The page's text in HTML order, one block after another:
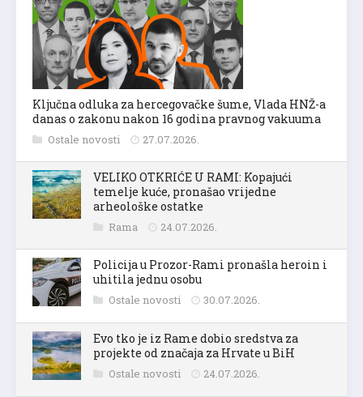
Ključna odluka za hercegovačke šume, Vlada HNŽ-a
danas o zakonu nakon 16 godina pravnog vakuuma
Ostale novosti 27.07.2026.
VELIKO OTKRIĆE U RAMI: Kopajući
temelje kuće, pronašao vrijedne
arheološke ostatke
Rama 24.07.2026.
Policija u Prozor-Rami pronašla heroin i
uhitila jednu osobu
Ostale novosti 30.07.2026.
Evo tko je iz Rame dobio sredstva za
projekte od značaja za Hrvate u BiH
Ostale novosti 24.07.2026.